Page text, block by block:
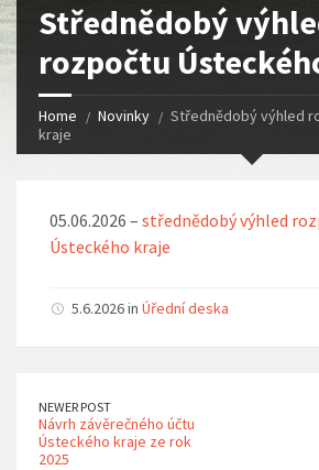
Střednědobý
rozpočtu
Home Novinky
Střednědobý výhled
kraje
05.06.2026 – střednědobý výhled
Ústeckého kraje
5.6.2026 in Úřední deska
NEWER POST
Návrh závěrečného účtu
Ústeckého kraje ze rok
2025